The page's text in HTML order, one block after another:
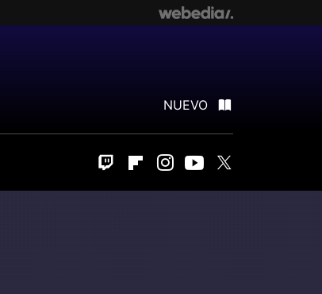
NUEVO
Twitch FlipboardInstagram
Youtube